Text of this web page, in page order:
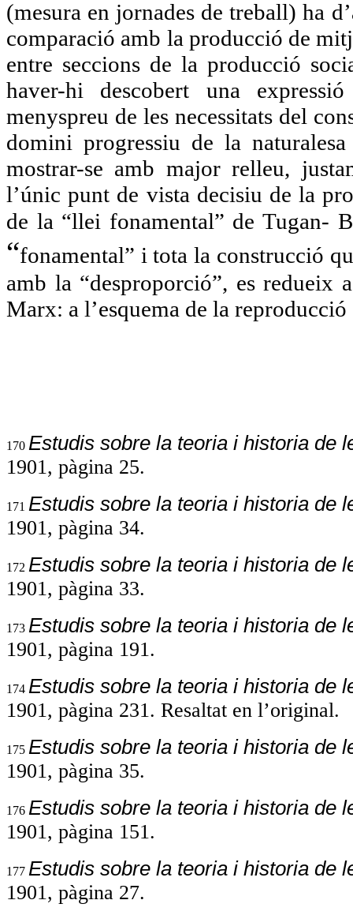
(mesura en jornades de treball) ha
comparació amb la producció de
entre seccions de la producció
haver-hi descobert una
menyspreu de les necessitats del
domini progressiu de la
mostrar-se amb major relleu,
l’únic punt de vista decisiu de la
de la “llei fonamental” de Tugan-
“fonamental” i tota la construcció
amb la “desproporció”, es redueix
Marx: a l’esquema de la
170 Estudis sobre la teoria i historia de
1901, pàgina 25.
171 Estudis sobre la teoria i historia de
1901, pàgina 34.
172 Estudis sobre la teoria i historia de
1901, pàgina 33.
173 Estudis sobre la teoria i historia de
1901, pàgina 191.
174 Estudis sobre la teoria i historia de
1901, pàgina 231. Resaltat en l’original.
175 Estudis sobre la teoria i historia de
1901, pàgina 35.
176 Estudis sobre la teoria i historia de
1901, pàgina 151.
177 Estudis sobre la teoria i historia de
1901, pàgina 27.